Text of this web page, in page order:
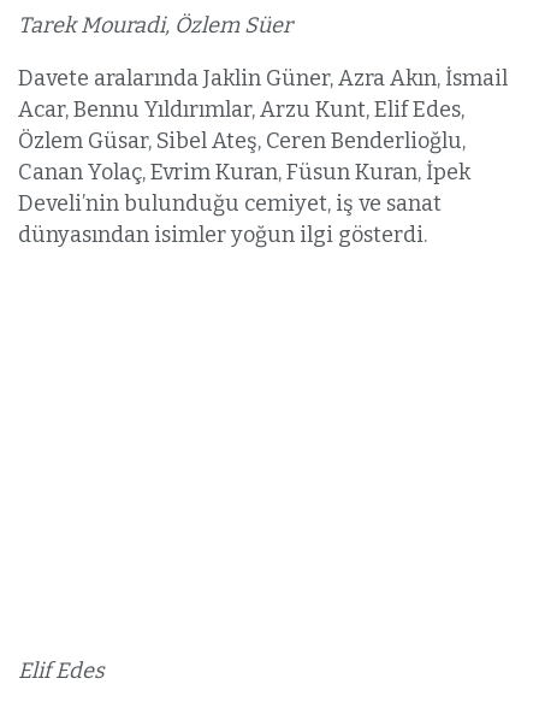
Tarek Mouradi, Özlem Süer
Davete aralarında Jaklin Güner, Azra Akın, İsmail
Acar, Bennu Yıldırımlar, Arzu Kunt, Elif Edes,
Özlem Güsar, Sibel Ateş, Ceren Benderlioğlu,
Canan Yolaç, Evrim Kuran, Füsun Kuran, İpek
Develi’nin bulunduğu cemiyet, iş ve sanat
dünyasından isimler yoğun ilgi gösterdi.
Elif Edes